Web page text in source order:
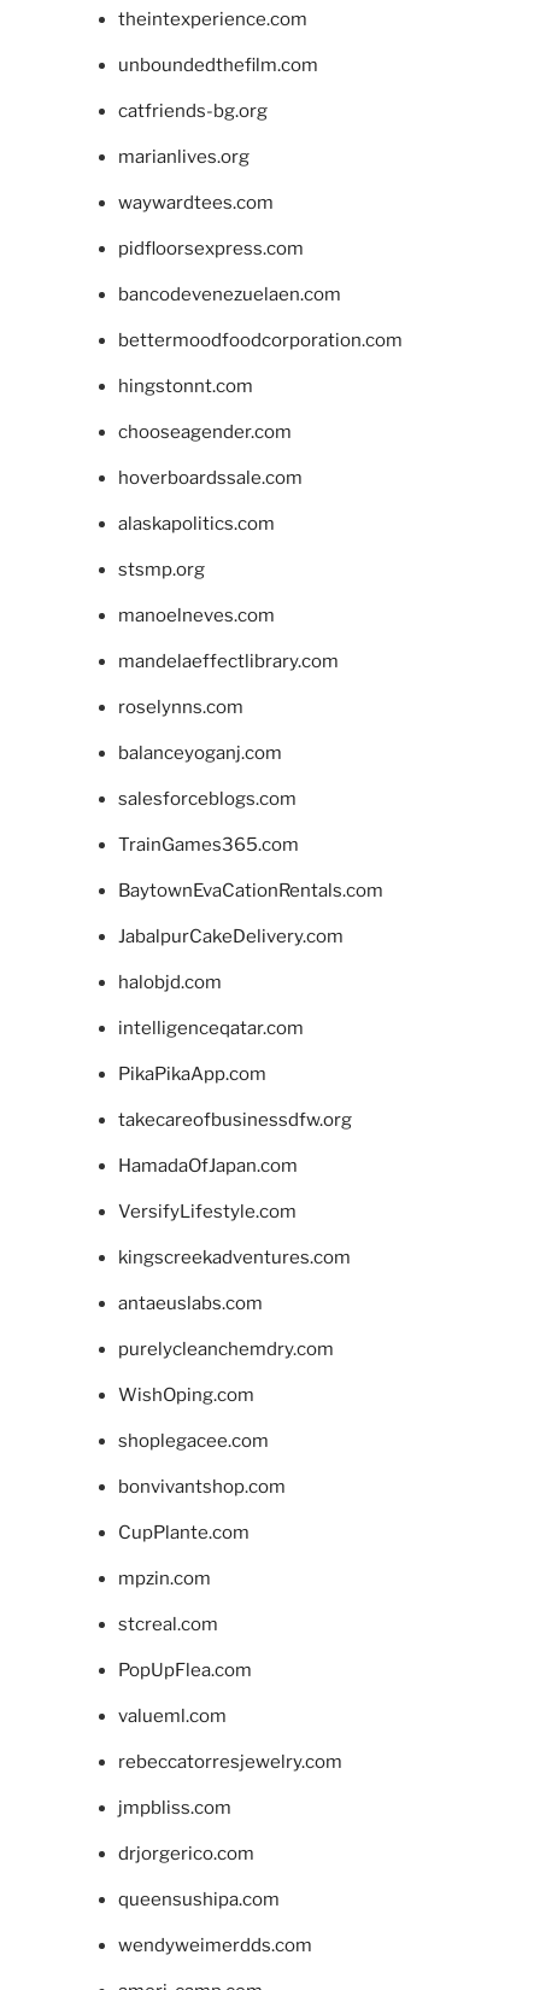
theintexperience.com
unboundedthefilm.com
catfriends-bg.org
marianlives.org
waywardtees.com
pidfloorsexpress.com
bancodevenezuelaen.com
bettermoodfoodcorporation.com
hingstonnt.com
chooseagender.com
hoverboardssale.com
alaskapolitics.com
stsmp.org
manoelneves.com
mandelaeffectlibrary.com
roselynns.com
balanceyoganj.com
salesforceblogs.com
TrainGames365.com
BaytownEvaCationRentals.com
JabalpurCakeDelivery.com
halobjd.com
intelligenceqatar.com
PikaPikaApp.com
takecareofbusinessdfw.org
HamadaOfJapan.com
VersifyLifestyle.com
kingscreekadventures.com
antaeuslabs.com
purelycleanchemdry.com
WishOping.com
shoplegacee.com
bonvivantshop.com
CupPlante.com
mpzin.com
stcreal.com
PopUpFlea.com
valueml.com
rebeccatorresjewelry.com
jmpbliss.com
drjorgerico.com
queensushipa.com
wendyweimerdds.com